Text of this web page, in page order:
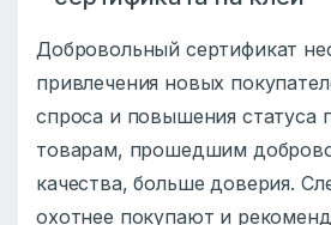
Добровольный сертификат
привлечения новых
спроса и повышения статуса
товарам, прошедшим
качества, больше доверия.
охотнее покупают и